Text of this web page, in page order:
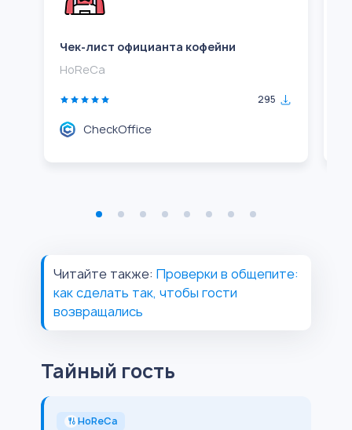
Чек-лист официанта кофейни
HoReCa
295
CheckOffice
Читайте также: Проверки в общепите:
как сделать так, чтобы гости
возвращались
Тайный гость
HoReCa